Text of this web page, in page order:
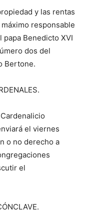
y las rentas
responsable
Benedicto XVI
dos del
Bertone.
el viernes
o no derecho a
el